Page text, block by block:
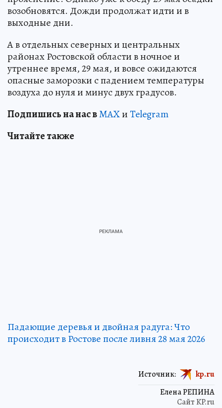
возобновятся. Дожди продолжат идти и в
выходные дни.
А в отдельных северных и центральных
районах Ростовской области в ночное и
утреннее время, 29 мая, и вовсе ожидаются
опасные заморозки с падением температуры
воздуха до нуля и минус двух градусов.
Подпишись на нас вMAXиTelegram
Читайте также
Падающие деревья и двойная радуга: Что
происходит в Ростове после ливня 28 мая 2026
Елена РЕПИНА
Сайт KP.ru
Источник: kp.ru